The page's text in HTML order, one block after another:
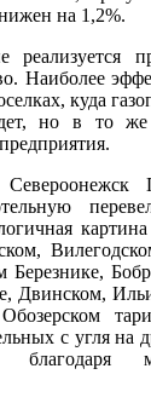
на 1,2%.
Наиболее
куда
но в то же
Двинском,
с угля на